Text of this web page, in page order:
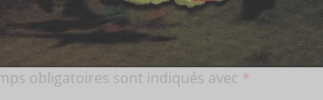
obligatoires sont indiqués avec *